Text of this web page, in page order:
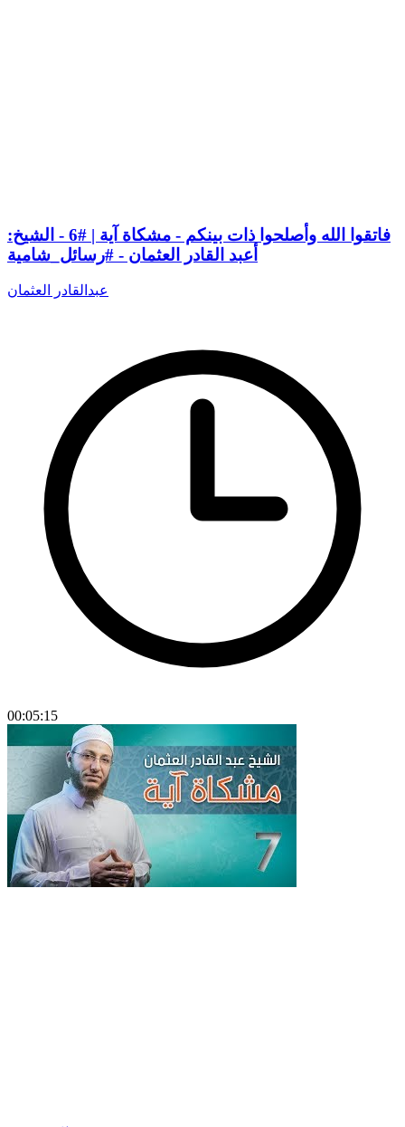
فاتقوا الله وأصلحوا ذات بينكم - مشكاة آية | #6 - الشيخ:
أعبد القادر العثمان - #رسائل_شامية
عبدالقادر العثمان
00:05:15